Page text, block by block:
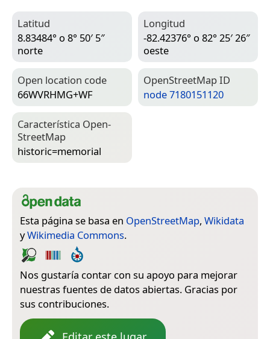
Latitud
8.83484° o 8° 50′ 5″
norte
Longitud
-82.42376° o 82° 25′ 26″
oeste
Open location code
66WVRHMG+WF
Open­Street­Map ID
node 7180151120
Característica Open­
Street­Map
historic=­memorial
Esta página se basa en OpenStreetMap, Wikidata
yWikimedia Commons.
Nos gustaría contar con su apoyo para mejorar
nuestras fuentes de datos abiertas. Gracias por
sus contribuciones.